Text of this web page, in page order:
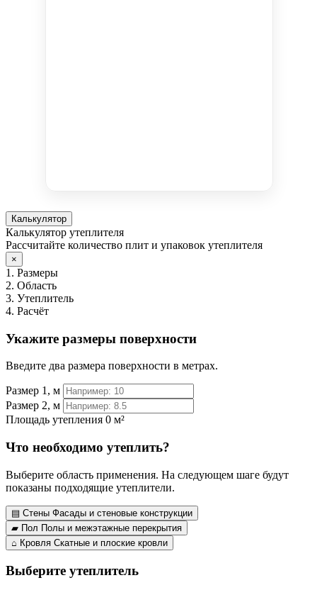
Калькулятор
Калькулятор утеплителя
Рассчитайте количество плит и упаковок утеплителя
×
1. Размеры
2. Область
3. Утеплитель
4. Расчёт
Укажите размеры поверхности
Введите два размера поверхности в метрах.
Размер 1, м
Размер 2, м
Площадь утепления 0 м²
Что необходимо утеплить?
Выберите область применения. На следующем шаге будут
показаны подходящие утеплители.
▤ Стены Фасады и стеновые конструкции
▰ Пол Полы и межэтажные перекрытия
⌂ Кровля Скатные и плоские кровли
Выберите утеплитель